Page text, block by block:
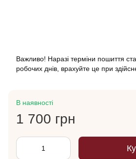
Важливо! Наразі терміни пошиття
робочих днів, врахуйте це при
В наявності
1 700 грн